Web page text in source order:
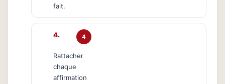
fait.
4
Rattacher
chaque
affirmation